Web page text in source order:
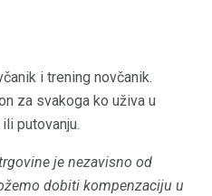
i trening novčanik.
za svakoga ko uživa u
putovanju.
je nezavisno od
dobiti kompenzaciju u